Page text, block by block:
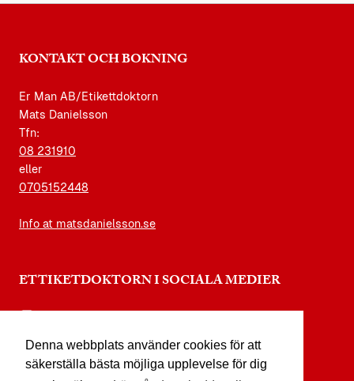
Denna webbplats använder cookies för att
säkerställa bästa möjliga upplevelse för dig
KONTAKT OCH BOKNING
Er Man AB/Etikettdoktorn
Mats Danielsson
Tfn:
08 231910
eller
0705152448
Info at matsdanielsson.se
ETTIKETDOKTORN I SOCIALA MEDIER
facebook.com/etikettdoktorn
youtube.com/etikettdoktorn